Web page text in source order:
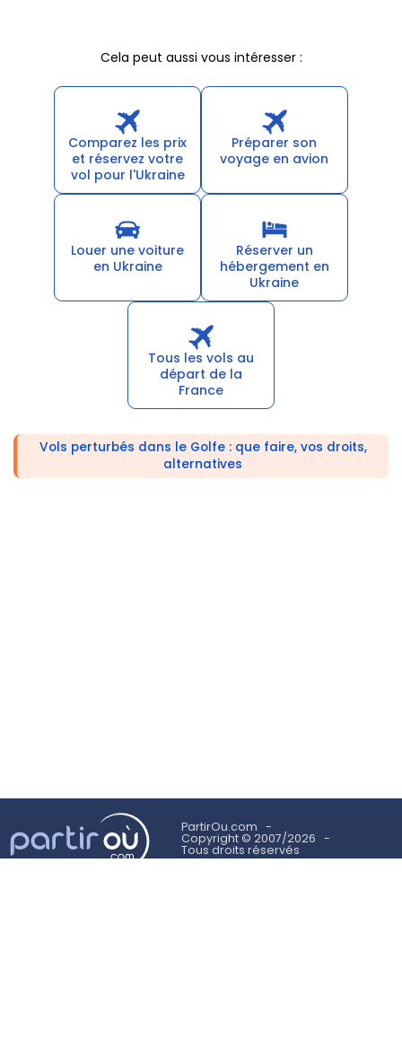
Cela peut aussi vous intéresser :
Comparez les prix
et réservez votre
vol pour l'Ukraine
Préparer son
voyage en avion
Louer une voiture
en Ukraine
Réserver un
hébergement en
Ukraine
Tous les vols au
départ de la
France
Vols perturbés dans le Golfe : que faire, vos droits,
alternatives
PartirOu.com
Copyright © 2007/2026
Tous droits réservés